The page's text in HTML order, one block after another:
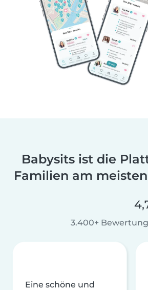
Babysits ist die
Familien am
3.400+
Eine schöne und